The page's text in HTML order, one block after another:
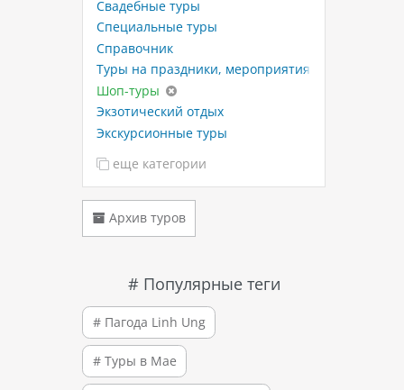
Свадебные туры
Специальные туры
Справочник
Туры на праздники, мероприятия
Шоп-туры
Экзотический отдых
Экскурсионные туры
еще категории
Архив туров
# Популярные теги
# Пагода Linh Ung
# Туры в Мае